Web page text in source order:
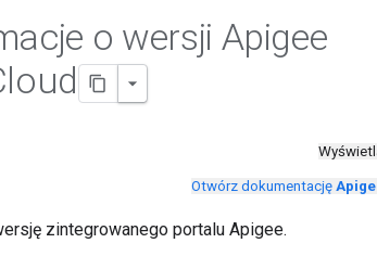
o wersji Apigee
Otwórz dokumentację
zintegrowanego portalu Apigee.